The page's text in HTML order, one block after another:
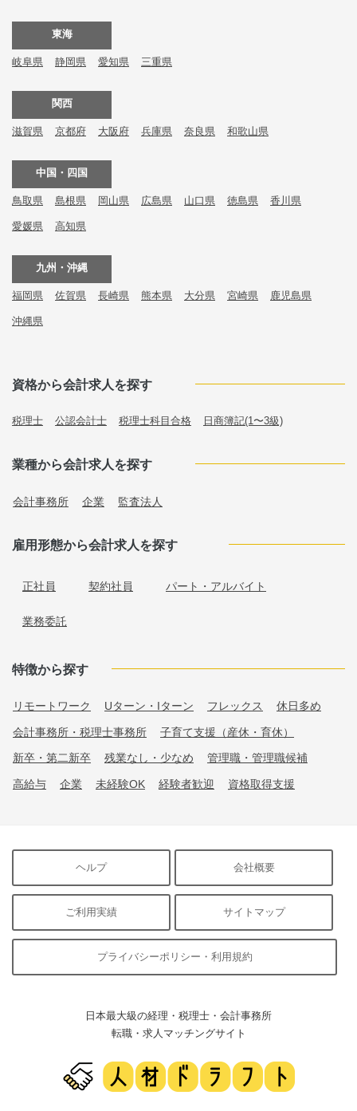
東海
岐阜県 静岡県 愛知県 三重県
関西
滋賀県 京都府 大阪府 兵庫県 奈良県 和歌山県
中国・四国
鳥取県 島根県 岡山県 広島県 山口県 徳島県 香川県
愛媛県 高知県
九州・沖縄
福岡県 佐賀県 長崎県 熊本県 大分県 宮崎県 鹿児島県
沖縄県
資格から会計求人を探す
税理士 公認会計士 税理士科目合格 日商簿記(1〜3級)
業種から会計求人を探す
会計事務所 企業 監査法人
雇用形態から会計求人を探す
正社員 契約社員 パート・アルバイト
業務委託
特徴から探す
リモートワーク Uターン・Iターン フレックス 休日多め
会計事務所・税理士事務所 子育て支援（産休・育休）
新卒・第二新卒 残業なし・少なめ 管理職・管理職候補
高給与 企業 未経験OK 経験者歓迎 資格取得支援
ヘルプ 会社概要
ご利用実績 サイトマップ
プライバシーポリシー・利用規約
日本最大級の経理・税理士・会計事務所
転職・求人マッチングサイト